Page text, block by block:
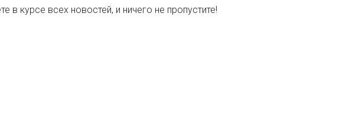
в курсе всех новостей, и ничего не пропустите!